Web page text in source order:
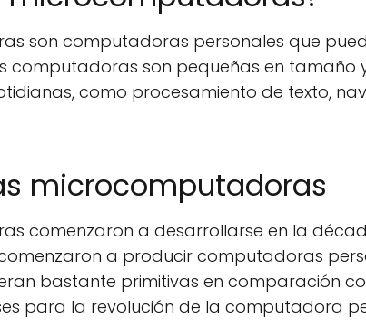
son computadoras personales que
computadoras son pequeñas en tamaño
como procesamiento de texto,
microcomputadoras
comenzaron a desarrollarse en la
a producir computadoras
bastante primitivas en comparación
para la revolución de la computadora